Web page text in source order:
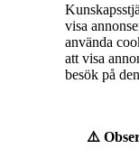
visa
använda
att visa
besök på
⚠️